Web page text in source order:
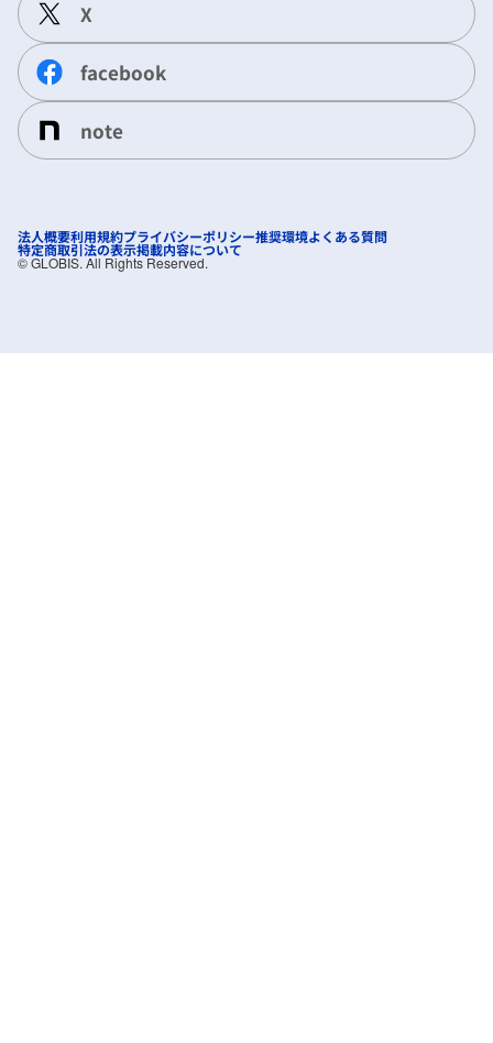
X
facebook
note
法人概要利用規約プライバシーポリシー推奨環境よくある質問
特定商取引法の表示掲載内容について
©︎ GLOBIS. All Rights Reserved.